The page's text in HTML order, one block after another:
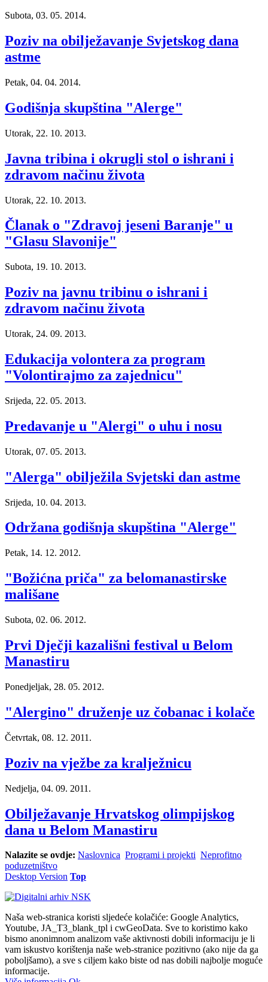
Subota, 03. 05. 2014.
Poziv na obilježavanje Svjetskog dana
astme
Petak, 04. 04. 2014.
Godišnja skupština "Alerge"
Utorak, 22. 10. 2013.
Javna tribina i okrugli stol o ishrani i
zdravom načinu života
Utorak, 22. 10. 2013.
Članak o "Zdravoj jeseni Baranje" u
"Glasu Slavonije"
Subota, 19. 10. 2013.
Poziv na javnu tribinu o ishrani i
zdravom načinu života
Utorak, 24. 09. 2013.
Edukacija volontera za program
"Volontirajmo za zajednicu"
Srijeda, 22. 05. 2013.
Predavanje u "Alergi" o uhu i nosu
Utorak, 07. 05. 2013.
"Alerga" obilježila Svjetski dan astme
Srijeda, 10. 04. 2013.
Održana godišnja skupština "Alerge"
Petak, 14. 12. 2012.
"Božićna priča" za belomanastirske
mališane
Subota, 02. 06. 2012.
Prvi Dječji kazališni festival u Belom
Manastiru
Ponedjeljak, 28. 05. 2012.
"Alergino" druženje uz čobanac i kolače
Četvrtak, 08. 12. 2011.
Poziv na vježbe za kralježnicu
Nedjelja, 04. 09. 2011.
Obilježavanje Hrvatskog olimpijskog
dana u Belom Manastiru
Nalazite se ovdje: Naslovnica Programi i projekti Neprofitno
poduzetništvo
Desktop Version Top
Naša web-stranica koristi sljedeće kolačiće: Google Analytics,
Youtube, JA_T3_blank_tpl i cwGeoData. Sve to koristimo kako
bismo anonimnom analizom vaše aktivnosti dobili informaciju je li
vam iskustvo korištenja naše web-stranice pozitivno (ako nije da ga
poboljšamo), a sve s ciljem kako biste od nas dobili najbolje moguće
informacije.